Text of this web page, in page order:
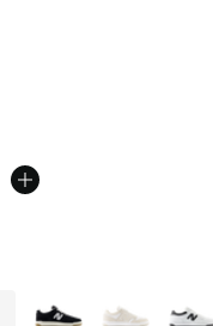
Plus de couleurs